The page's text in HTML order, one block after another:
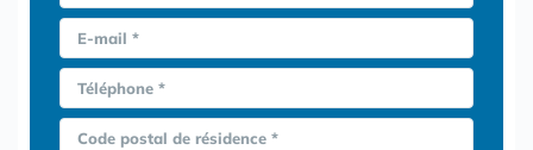
E-mail *
Téléphone *
Code postal de résidence *